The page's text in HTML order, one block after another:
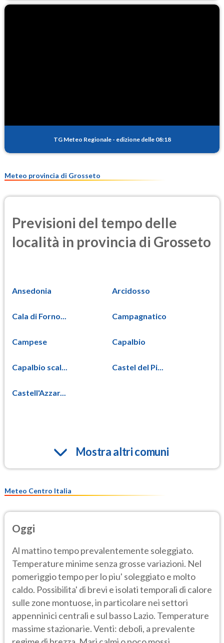
TG Meteo Regionale - edizione delle 08:18
Meteo provincia di Grosseto
Previsioni del tempo delle
località in provincia di Grosseto
Ansedonia Arcidosso
Cala di Forno... Campagnatico
Campese Capalbio
Capalbio scal... Castel del Pi...
Castell'Azzar...
Mostra altri comuni
Meteo Centro Italia
Oggi
Al mattino tempo prevalentemente soleggiato.
Temperature minime senza grosse variazioni. Nel
pomeriggio tempo per lo piu' soleggiato e molto
caldo. Possibilita' di brevi e isolati temporali di calore
sulle zone montuose, in particolare nei settori
appenninici centrali e sul basso Lazio. Temperature
massime stazionarie. Venti: deboli, a prevalente